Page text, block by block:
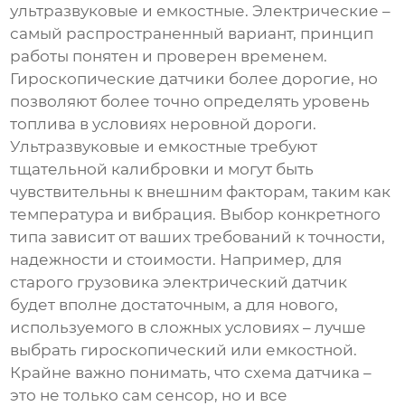
ультразвуковые и емкостные. Электрические –
самый распространенный вариант, принцип
работы понятен и проверен временем.
Гироскопические датчики более дорогие, но
позволяют более точно определять уровень
топлива в условиях неровной дороги.
Ультразвуковые и емкостные требуют
тщательной калибровки и могут быть
чувствительны к внешним факторам, таким как
температура и вибрация. Выбор конкретного
типа зависит от ваших требований к точности,
надежности и стоимости. Например, для
старого грузовика электрический датчик
будет вполне достаточным, а для нового,
используемого в сложных условиях – лучше
выбрать гироскопический или емкостной.
Крайне важно понимать, что схема датчика –
это не только сам сенсор, но и все